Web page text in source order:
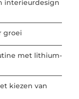
interieurdesign
groei
met lithium-
kiezen van